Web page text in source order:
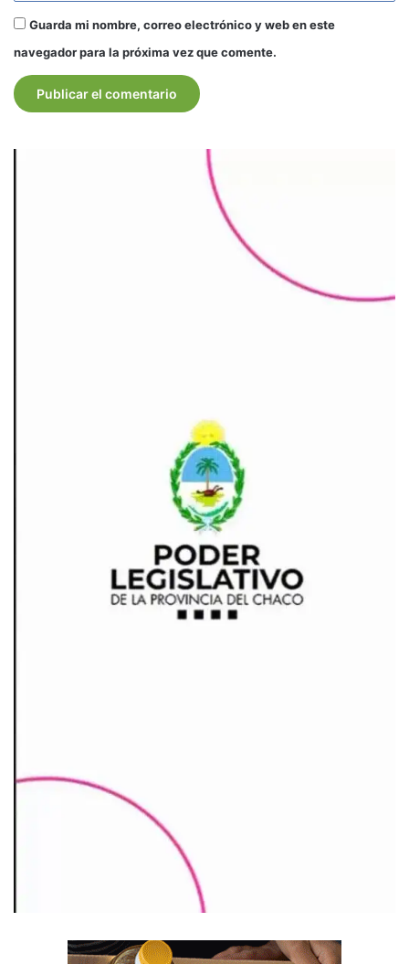
Guarda mi nombre, correo electrónico y web en este
navegador para la próxima vez que comente.